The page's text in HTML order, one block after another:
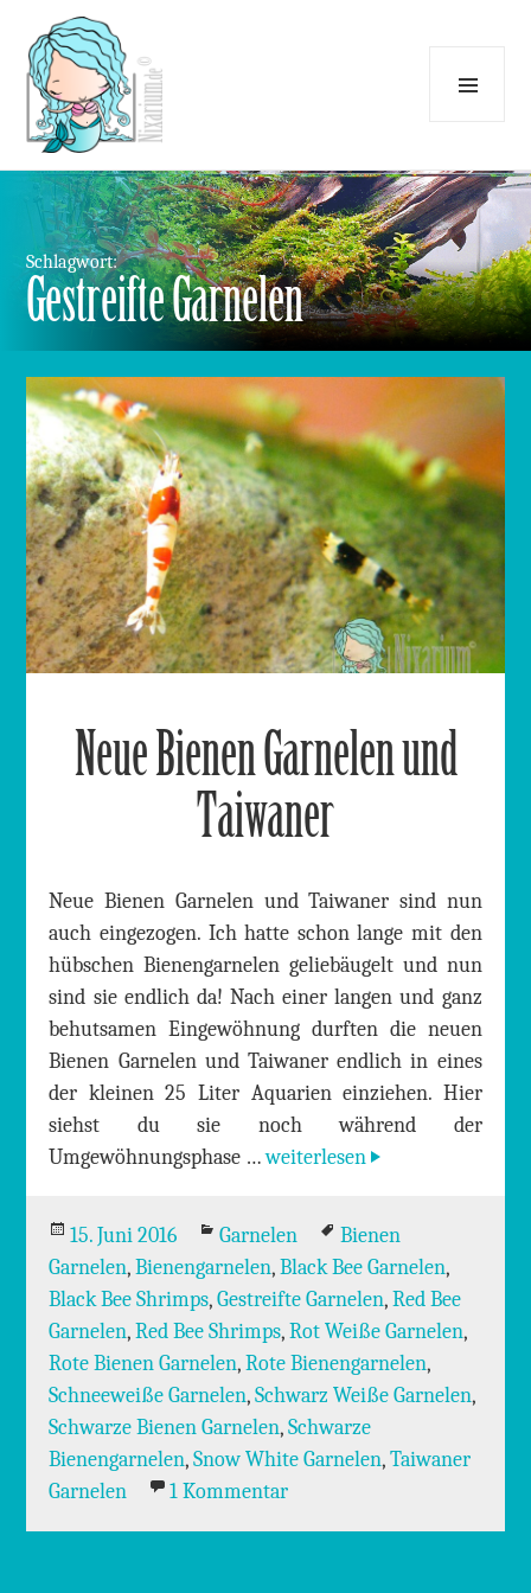
und
Widgets
Schlagwort:
Gestreifte Garnelen
Neue Bienen Garnelen und
Taiwaner
Neue Bienen Garnelen und Taiwaner sind nun
auch eingezogen. Ich hatte schon lange mit den
hübschen Bienengarnelen geliebäugelt und nun
sind sie endlich da! Nach einer langen und ganz
behutsamen Eingewöhnung durften die neuen
Bienen Garnelen und Taiwaner endlich in eines
der kleinen 25 Liter Aquarien einziehen. Hier
siehst du sie noch während der
Umgewöhnungsphase …Neue Bienen Garnelen und
weiterlesen
Veröffentlicht
am
15. Juni 2016 Kategorien
Garnelen Schlagwörter
Bienen
Garnelen,Bienengarnelen,Black Bee Garnelen,
Black Bee Shrimps,Gestreifte Garnelen,Red Bee
Garnelen,Red Bee Shrimps,Rot Weiße Garnelen,
Rote Bienen Garnelen,Rote Bienengarnelen,
Schneeweiße Garnelen,Schwarz Weiße Garnelen,
Schwarze Bienen Garnelen,Schwarze
Bienengarnelen,Snow White Garnelen,Taiwaner
Garnelen
1 Kommentarzu Neue Bienen Garnelen